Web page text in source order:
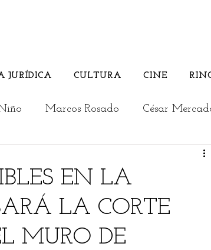
JURÍDICA CULTURA CINE
Marcos Rosado César
invitados Vida Jurídica Cultura
EN LA
LA CORTE
MURO DE